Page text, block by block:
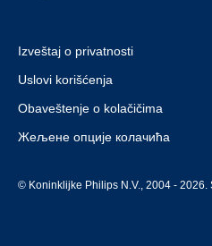
Izveštaj o privatnosti
Uslovi korišćenja
Obaveštenje o kolačičima
Жељене опције колачића
© Koninklijke Philips N.V., 2004 - 2026.